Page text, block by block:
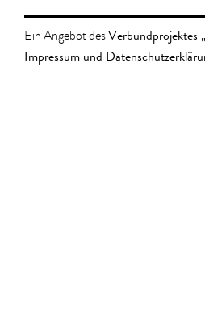
Ein Angebot desVerbundprojektes
Impressum und